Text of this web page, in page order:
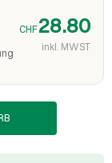
CHF28.80
inkl. MWST